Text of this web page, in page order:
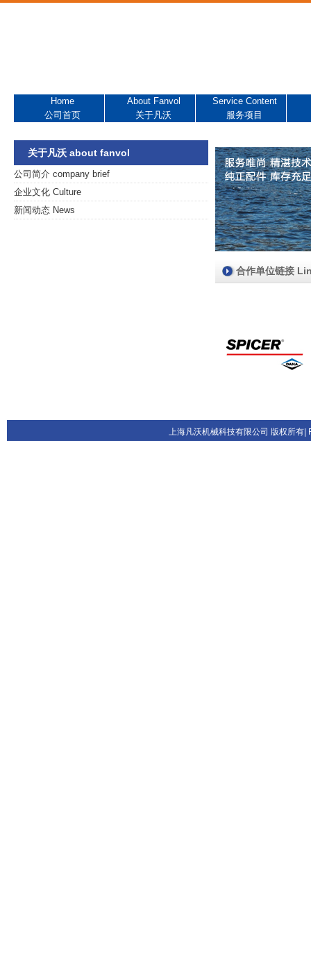
Home
公司首页
About Fanvol
关于凡沃
Service Content
服务项目
关于凡沃 about fanvol
公司简介 company brief
企业文化 Culture
新闻动态 News
合作单位链接
上海凡沃机械科技有限公司 版权所有|